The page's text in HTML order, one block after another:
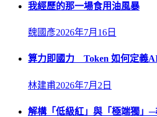
我經歷的那一場食用油風暴
魏國彥2026年7月16日
算力即國力 Token 如何定義
林建甫2026年7月2日
解構「低級紅」與「極端獨」